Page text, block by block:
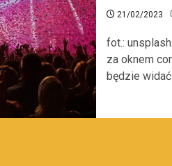
21/02/2023
fot.:
za oknem
będzie